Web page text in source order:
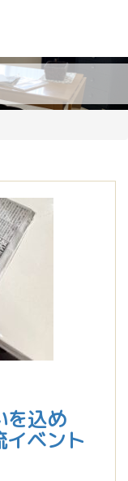
を込め
イベント